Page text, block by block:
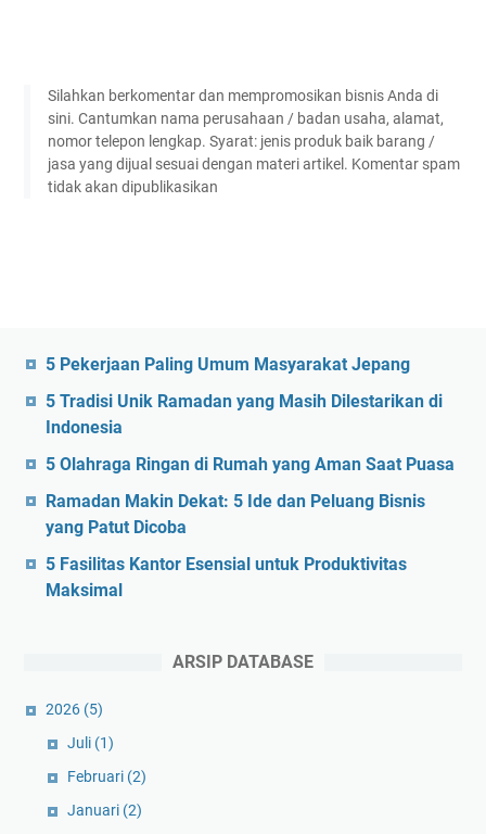
Silahkan berkomentar dan mempromosikan bisnis Anda di
sini. Cantumkan nama perusahaan / badan usaha, alamat,
nomor telepon lengkap. Syarat: jenis produk baik barang /
jasa yang dijual sesuai dengan materi artikel. Komentar spam
tidak akan dipublikasikan
5 Pekerjaan Paling Umum Masyarakat Jepang
5 Tradisi Unik Ramadan yang Masih Dilestarikan di
Indonesia
5 Olahraga Ringan di Rumah yang Aman Saat Puasa
Ramadan Makin Dekat: 5 Ide dan Peluang Bisnis
yang Patut Dicoba
5 Fasilitas Kantor Esensial untuk Produktivitas
Maksimal
ARSIP DATABASE
2026 (5)
Juli (1)
Februari (2)
Januari (2)